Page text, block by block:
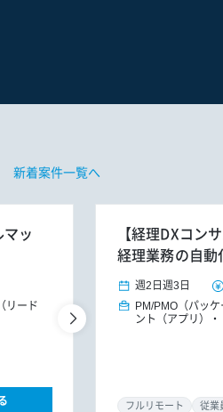
新着案件一覧へ
ッ
リード
【経理DXコン
経理業務の自動
週2日 週3日
PM/PMO（パッ
ント（アプリ）
フルリモート 従業